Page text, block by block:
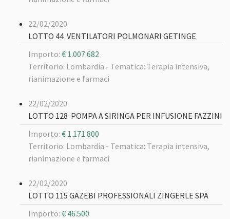
22/02/2020
LOTTO 44 VENTILATORI POLMONARI GETINGE
Importo: € 1.007.682
Territorio: Lombardia - Tematica: Terapia intensiva,
rianimazione e farmaci
22/02/2020
LOTTO 128 POMPA A SIRINGA PER INFUSIONE FAZZINI
Importo: € 1.171.800
Territorio: Lombardia - Tematica: Terapia intensiva,
rianimazione e farmaci
22/02/2020
LOTTO 115 GAZEBI PROFESSIONALI ZINGERLE SPA
Importo: € 46.500